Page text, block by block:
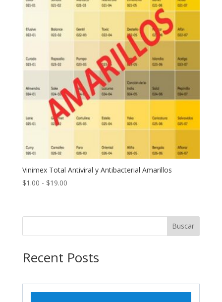
Vinimex Total Antiviral y Antibacterial Amarillos
$1.00 - $19.00Rango
desde
Buscar
Recent Posts